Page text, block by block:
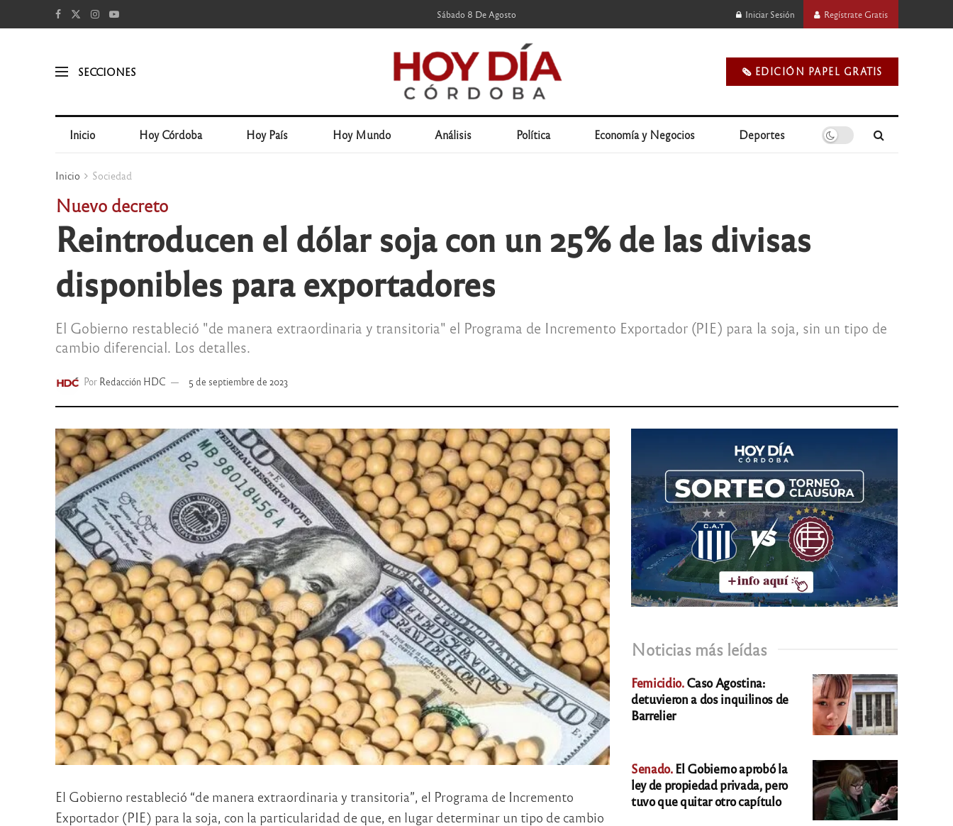
Sábado 8 De Agosto Iniciar Sesión Regístrate Gratis
SECCIONES 🗞️ EDICIÓN PAPEL GRATIS
Inicio Hoy Córdoba Hoy País Hoy Mundo Análisis Política Economía y Negocios Deportes
Inicio Sociedad
Nuevo decreto
Reintroducen el dólar soja con un 25% de las divisas
disponibles para exportadores
El Gobierno restableció "de manera extraordinaria y transitoria" el Programa de Incremento Exportador (PIE) para la soja, sin un tipo de
cambio diferencial. Los detalles.
Por Redacción HDC 5 de septiembre de 2023
El Gobierno restableció “de manera extraordinaria y transitoria”, el Programa de Incremento
Exportador (PIE) para la soja, con la particularidad de que, en lugar determinar un tipo de cambio
Noticias más leídas
Femicidio.Caso Agostina:
detuvieron a dos inquilinos de
Barrelier
Senado.El Gobierno aprobó la
ley de propiedad privada, pero
tuvo que quitar otro capítulo